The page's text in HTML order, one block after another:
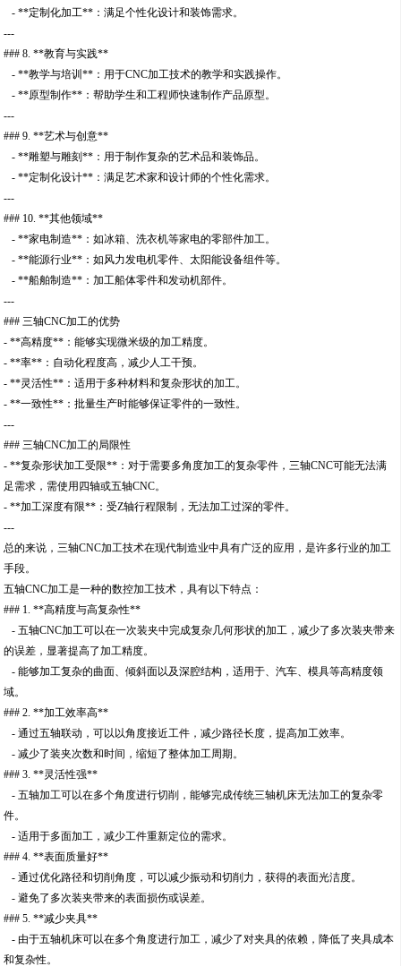
- **定制化加工**：满足个性化设计和装饰需求。
---
### 8. **教育与实践**
- **教学与培训**：用于CNC加工技术的教学和实践操作。
- **原型制作**：帮助学生和工程师快速制作产品原型。
---
### 9. **艺术与创意**
- **雕塑与雕刻**：用于制作复杂的艺术品和装饰品。
- **定制化设计**：满足艺术家和设计师的个性化需求。
---
### 10. **其他领域**
- **家电制造**：如冰箱、洗衣机等家电的零部件加工。
- **能源行业**：如风力发电机零件、太阳能设备组件等。
- **船舶制造**：加工船体零件和发动机部件。
---
### 三轴CNC加工的优势
- **高精度**：能够实现微米级的加工精度。
- **率**：自动化程度高，减少人工干预。
- **灵活性**：适用于多种材料和复杂形状的加工。
- **一致性**：批量生产时能够保证零件的一致性。
---
### 三轴CNC加工的局限性
- **复杂形状加工受限**：对于需要多角度加工的复杂零件，三轴CNC可能无法满
足需求，需使用四轴或五轴CNC。
- **加工深度有限**：受Z轴行程限制，无法加工过深的零件。
---
总的来说，三轴CNC加工技术在现代制造业中具有广泛的应用，是许多行业的加工
手段。
五轴CNC加工是一种的数控加工技术，具有以下特点：
### 1. **高精度与高复杂性**
- 五轴CNC加工可以在一次装夹中完成复杂几何形状的加工，减少了多次装夹带来
的误差，显著提高了加工精度。
- 能够加工复杂的曲面、倾斜面以及深腔结构，适用于、汽车、模具等高精度领
域。
### 2. **加工效率高**
- 通过五轴联动，可以以角度接近工件，减少路径长度，提高加工效率。
- 减少了装夹次数和时间，缩短了整体加工周期。
### 3. **灵活性强**
- 五轴加工可以在多个角度进行切削，能够完成传统三轴机床无法加工的复杂零
件。
- 适用于多面加工，减少工件重新定位的需求。
### 4. **表面质量好**
- 通过优化路径和切削角度，可以减少振动和切削力，获得的表面光洁度。
- 避免了多次装夹带来的表面损伤或误差。
### 5. **减少夹具**
- 由于五轴机床可以在多个角度进行加工，减少了对夹具的依赖，降低了夹具成本
和复杂性。